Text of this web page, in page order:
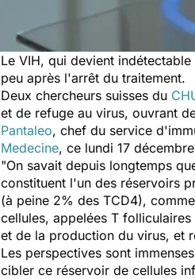
Le VIH, qui devient
peu après l'arrêt du traitement.
Deux chercheurs suisses du
et de refuge au virus, ouvrant
Pantaleo, chef du service
Medecine, ce lundi 17
"On savait depuis longtemps
constituent l'un des réservoirs
(à peine 2% des TCD4),
cellules, appelées T
et de la production du virus, et
Les perspectives sont
cibler ce réservoir de cellules